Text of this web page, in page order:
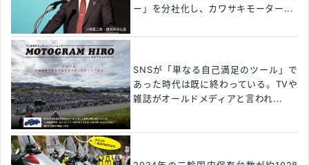
ー」を分社化し、カワサキモーター...
SNSが「単なる自己満足のツール」で
あった時代は既に終わっている。TVや
雑誌がオールドメディアと言われ...